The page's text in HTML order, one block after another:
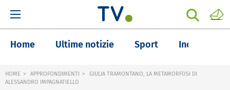
Home Ultime notizie Sport Inchieste
HOME APPROFONDIMENTI
GIULIA TRAMONTANO, LA METAMORFOSI DI
ALESSANDRO IMPAGNATIELLO